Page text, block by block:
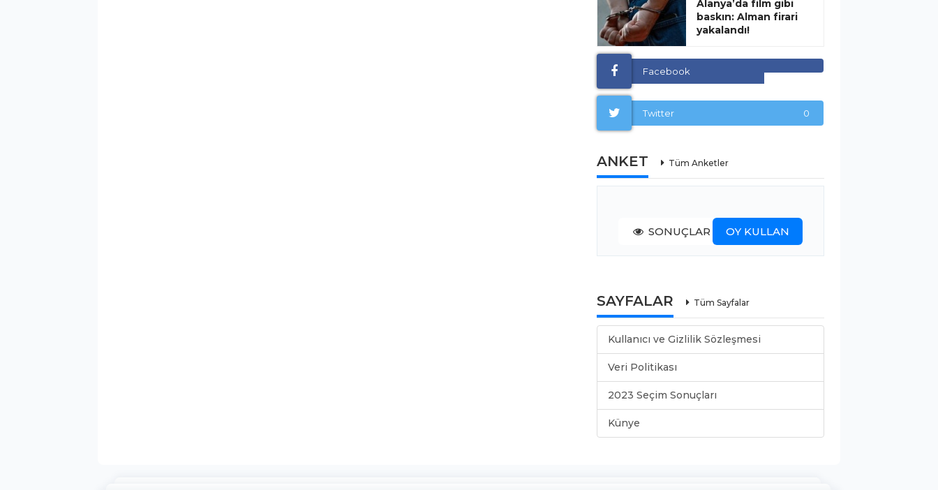
Alanya’da film gibi
baskın: Alman firari
yakalandı!
Facebook
Twitter 0
ANKET Tüm Anketler
SONUÇLAR OY KULLAN
SAYFALAR Tüm Sayfalar
Kullanıcı ve Gizlilik Sözleşmesi
Veri Politikası
2023 Seçim Sonuçları
Künye